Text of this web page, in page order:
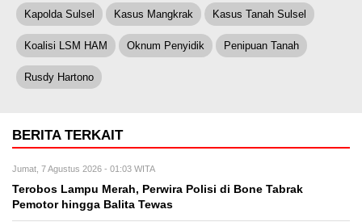
Kapolda Sulsel Kasus Mangkrak Kasus Tanah Sulsel
Koalisi LSM HAM Oknum Penyidik Penipuan Tanah
Rusdy Hartono
BERITA TERKAIT
Jumat, 7 Agustus 2026 - 01:03 WITA
Terobos Lampu Merah, Perwira Polisi di Bone Tabrak
Pemotor hingga Balita Tewas